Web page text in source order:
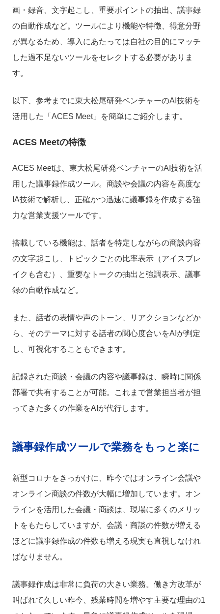
画・録音、文字起こし、重要ポイントの抽出、議事録
の自動作成など。ツールにより機能や特徴、得意分野
が異なるため、導入にあたっては自社の目的にマッチ
した過不足ないツールをセレクトする必要がありま
す。
以下、参考までに東大松尾研発ベンチャーのAI技術を
活用した「ACES Meet」を簡単にご紹介します。
ACES Meetの特徴
ACES Meetは、東大松尾研発ベンチャーのAI技術を活
用した議事録作成ツール。商談や会議の内容を高度な
IA技術で解析し、正確かつ迅速に議事録を作成する強
力な営業支援ツールです。
搭載している機能は、話者を特定しながらの商談内容
の文字起こし、トピックごとの比率表示（アイスブレ
イクも含む）、重要なトークの抽出と強調表示、議事
録の自動作成など。
また、話者の表情や声のトーン、リアクションなどか
ら、そのテーマに対する話者の関心度合いをAIが判定
し、可視化することもできます。
記録された商談・会議の内容や議事録は、瞬時に関係
部署で共有することが可能。これまで営業担当者が担
ってきた多くの作業をAIが代行します。
議事録作成ツールで業務をもっと楽に
新型コロナをきっかけに、昨今ではオンライン会議や
オンライン商談の件数が大幅に増加しています。オン
ラインを活用した会議・商談は、現場に多くのメリッ
トをもたらしていますが、会議・商談の件数が増える
ほどに議事録作成の件数も増える現実も直視しなけれ
ばなりません。
議事録作成は非常に負荷の大きい業務。働き方改革が
叫ばれて久しい昨今、残業時間を増やす主要な理由の1